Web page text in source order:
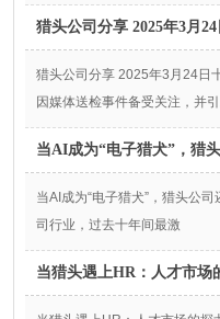
猎头公司分享 2025年3月
猎头公司分享 2025年3月24
因媒体送检事件备受关注，并
当AI成为“电子猎犬”，猎
当AI成为“电子猎犬”，猎头
司行业，过去十年间最激
当猎头遇上HR：人才市场